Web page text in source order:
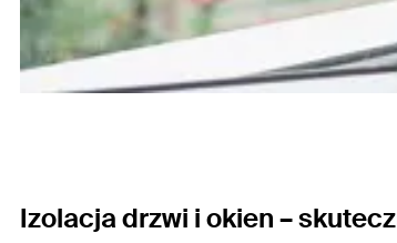
Izolacja drzwi i okien –